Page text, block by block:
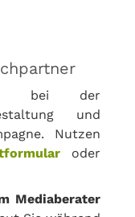
bei der
und
Nutzen
oder
Mediaberater